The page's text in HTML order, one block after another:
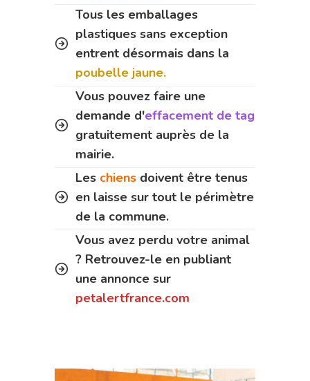
Tous les emballages
plastiques sans exception
entrent désormais dans la
poubelle jaune.
Vous pouvez faire une
demande d'effacement de tag
gratuitement auprès de la
mairie.
Les chiens doivent être tenus
en laisse sur tout le périmètre
de la commune.
Vous avez perdu votre animal
? Retrouvez-le en publiant
une annonce sur
petalertfrance.com